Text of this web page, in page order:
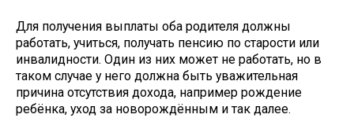
Для получения выплаты оба родителя должны
работать, учиться, получать пенсию по старости или
инвалидности. Один из них может не работать, но в
таком случае у него должна быть уважительная
причина отсутствия дохода, например рождение
ребёнка, уход за новорождённым и так далее.